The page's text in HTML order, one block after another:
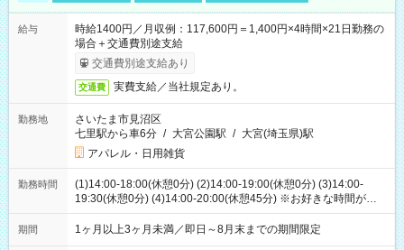
給与
時給1400円／月収例：117,600円＝1,400円×4時間×21日勤務の
場合＋交通費別途支給
交通費別途支給あり
交通費 実費支給／当社規定あり。
勤務地
さいたま市見沼区
七里駅から車6分 / 大宮公園駅 / 大宮(埼玉県)駅
アパレル・日用雑貨
勤務時間
(1)14:00-18:00(休憩0分) (2)14:00-19:00(休憩0分) (3)14:00-
19:30(休憩0分) (4)14:00-20:00(休憩45分) ※お好きな時間が選べ
ます
期間 1ヶ月以上3ヶ月未満／即日～8月末までの期間限定